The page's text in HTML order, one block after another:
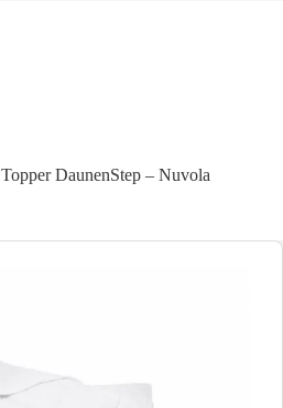
Topper DaunenStep – Nuvola